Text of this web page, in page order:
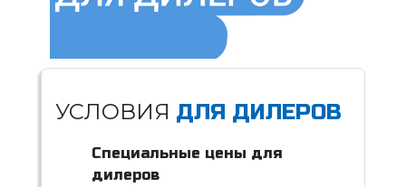
УСЛОВИЯ ДЛЯ ДИЛЕРОВ
Специальные цены для
дилеров